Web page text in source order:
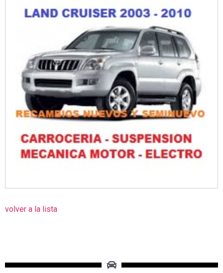
volver a la lista